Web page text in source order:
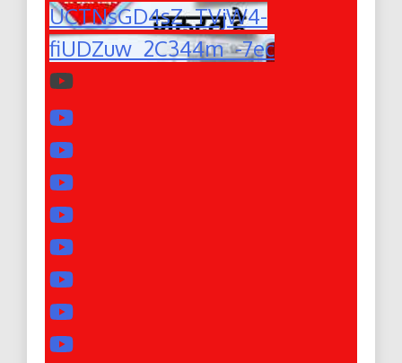
UCTNsGD4sZ_TVjW4-
fiUDZuw_2C344m_-7ec